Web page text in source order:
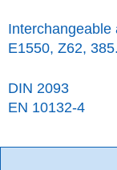
Interchangeable
E1550, Z62, 385.
DIN 2093
EN 10132-4